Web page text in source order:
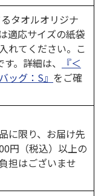
タオルオリジナ
適応サイズの紙袋
れてください。こ
。詳細は、
『＜
ッグ：S』 をご確
に限り、お届け先
円（税込）以上の
担はございませ